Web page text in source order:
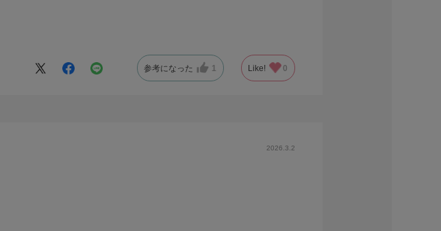
参考になった 1 Like! 0
2026.3.2